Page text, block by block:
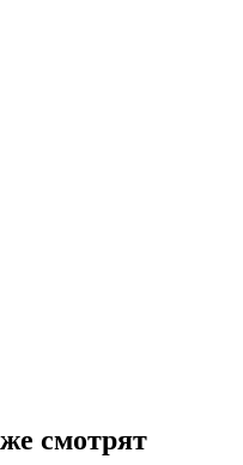
смотрят